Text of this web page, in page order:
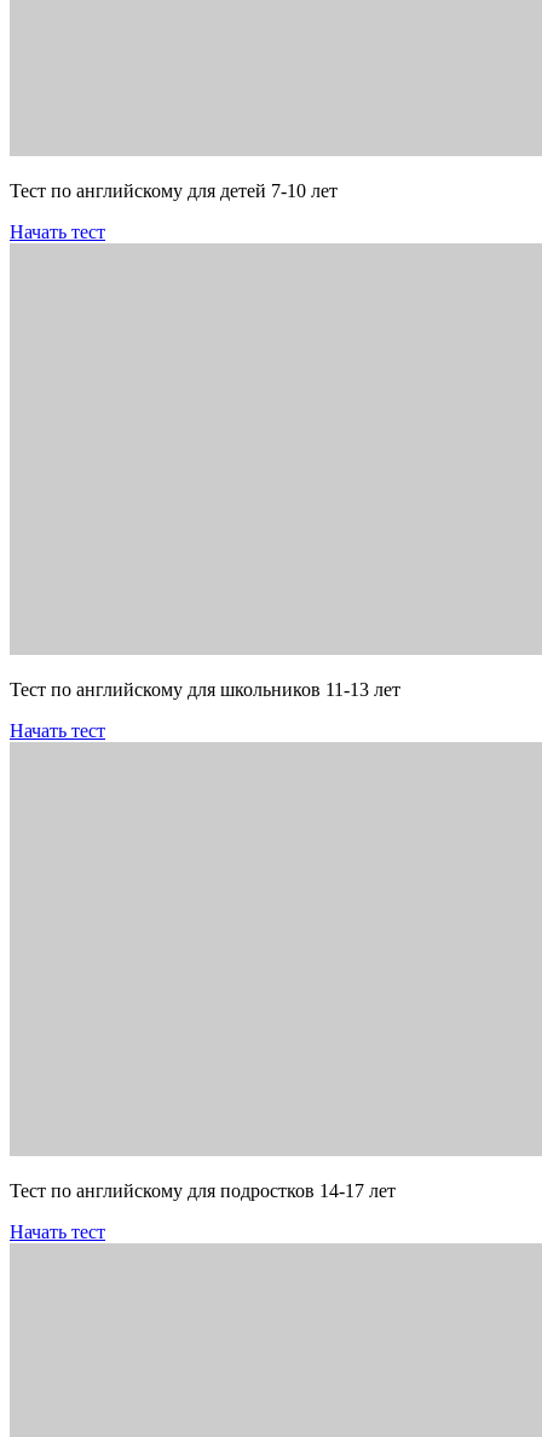
Тест по английскому для детей 7-10 лет
Начать тест
Тест по английскому для школьников 11-13 лет
Начать тест
Тест по английскому для подростков 14-17 лет
Начать тест